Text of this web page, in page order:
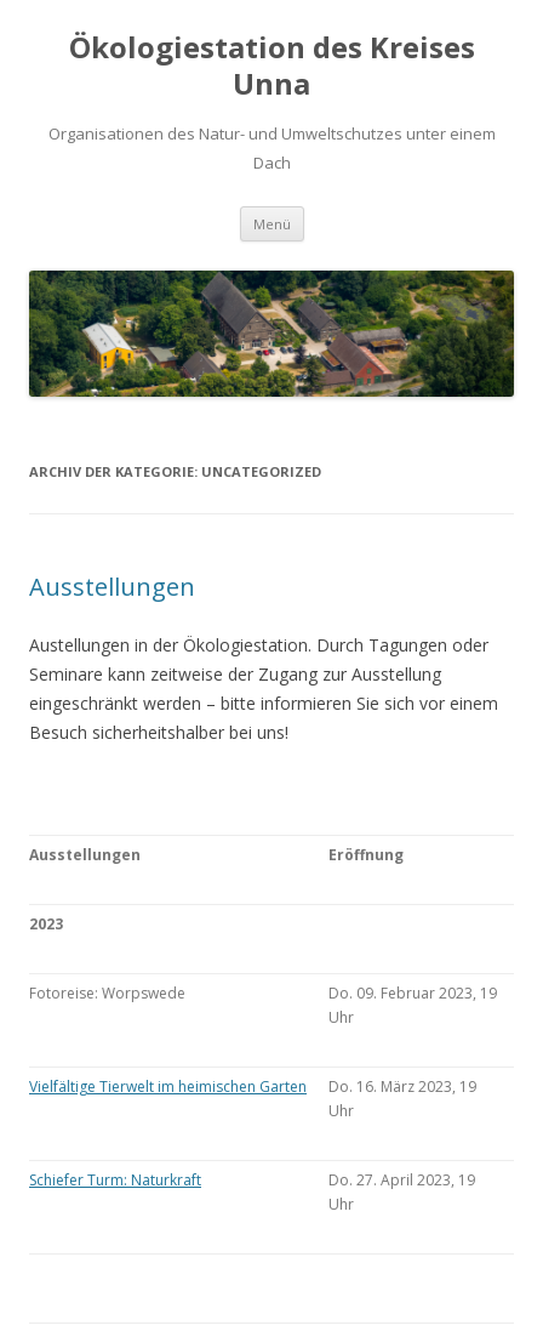
Ökologiestation des Kreises
Unna
Organisationen des Natur- und Umweltschutzes unter einem
Dach
Menü Zum
springen
ARCHIV DER KATEGORIE: UNCATEGORIZED
Ausstellungen
Austellungen in der Ökologiestation. Durch Tagungen oder
Seminare kann zeitweise der Zugang zur Ausstellung
eingeschränkt werden – bitte informieren Sie sich vor einem
Besuch sicherheitshalber bei uns!
Ausstellungen Eröffnung
2023
Fotoreise: Worpswede
Do. 09. Februar 2023, 19
Uhr
Vielfältige Tierwelt im heimischen Garten
Do. 16. März 2023, 19
Uhr
Schiefer Turm: Naturkraft
Do. 27. April 2023, 19
Uhr